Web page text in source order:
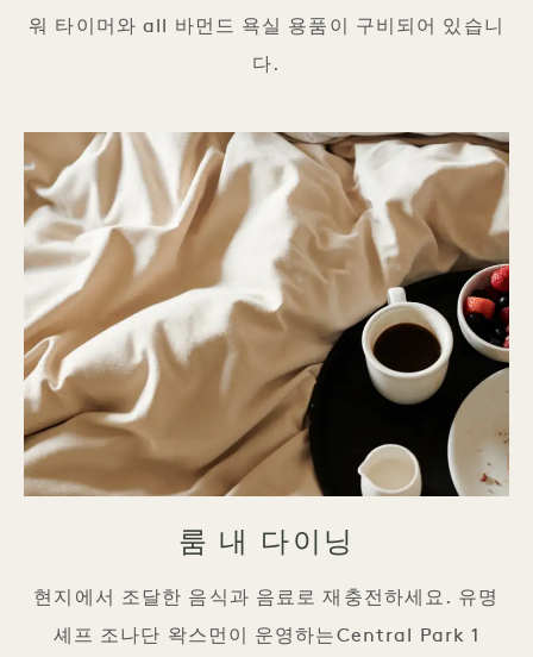
워 타이머와 all 바먼드 욕실 용품이 구비되어 있습니
다.
룸 내 다이닝
현지에서 조달한 음식과 음료로 재충전하세요. 유명
셰프 조나단 왁스먼이 운영하는Central Park 1